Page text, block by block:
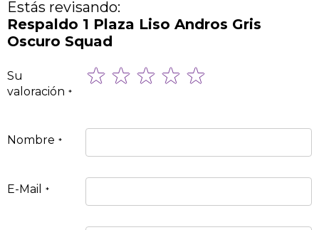
Estás revisando:
Respaldo 1 Plaza Liso Andros Gris
Oscuro Squad
Su
valoración
1
star
2
stars
3
stars
4
stars
5
stars
Nombre
E-Mail